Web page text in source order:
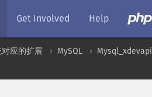
Get Involved Help
应的扩展 MySQL
Mysql_xdevapi